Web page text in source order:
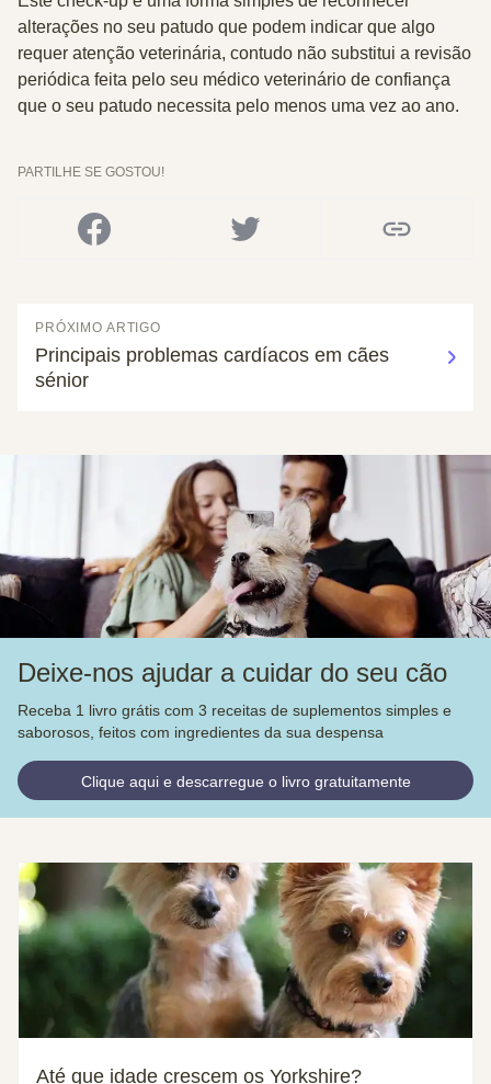
alterações no seu patudo que podem indicar que algo
requer atenção veterinária, contudo não substitui a revisão
periódica feita pelo seu médico veterinário de confiança
que o seu patudo necessita pelo menos uma vez ao ano.
PARTILHE SE GOSTOU!
PRÓXIMO ARTIGO
Principais problemas cardíacos em cães
sénior
Deixe-nos ajudar a cuidar do seu cão
Receba 1 livro grátis com 3 receitas de suplementos simples e
saborosos, feitos com ingredientes da sua despensa
Clique aqui e descarregue o livro gratuitamente
Até que idade crescem os Yorkshire?